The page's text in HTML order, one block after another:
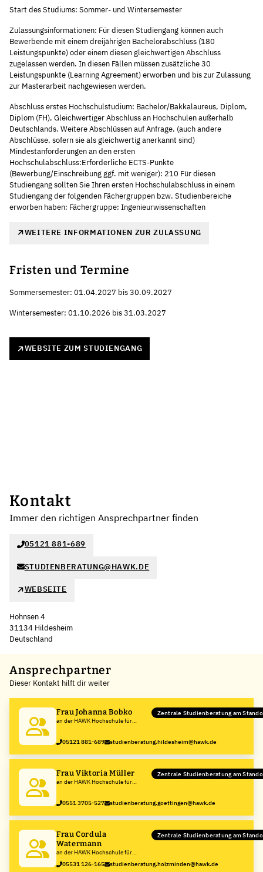
Start des Studiums: Sommer- und Wintersemester
Zulassungsinformationen: Für diesen Studiengang können auch
Bewerbende mit einem dreijährigen Bachelorabschluss (180
Leistungspunkte) oder einem diesen gleichwertigen Abschluss
zugelassen werden. In diesen Fällen müssen zusätzliche 30
Leistungspunkte (Learning Agreement) erworben und bis zur Zulassung
zur Masterarbeit nachgewiesen werden.
Abschluss erstes Hochschulstudium: Bachelor/Bakkalaureus, Diplom,
Diplom (FH), Gleichwertiger Abschluss an Hochschulen außerhalb
Deutschlands. Weitere Abschlüssen auf Anfrage. (auch andere
Abschlüsse, sofern sie als gleichwertig anerkannt sind)
Mindestanforderungen an den ersten
Hochschulabschluss:Erforderliche ECTS-Punkte
(Bewerbung/Einschreibung ggf. mit weniger): 210 Für diesen
Studiengang sollten Sie Ihren ersten Hochschulabschluss in einem
Studiengang der folgenden Fächergruppen bzw. Studienbereiche
erworben haben: Fächergruppe: Ingenieurwissenschaften
WEITERE INFORMATIONEN ZUR ZULASSUNG
Fristen und Termine
Sommersemester: 01.04.2027 bis 30.09.2027
Wintersemester: 01.10.2026 bis 31.03.2027
WEBSITE ZUM STUDIENGANG
Kontakt
Immer den richtigen Ansprechpartner finden
05121 881-689
STUDIENBERATUNG@HAWK.DE
WEBSEITE
Hohnsen 4
31134 Hildesheim
Deutschland
+
−
Ansprechpartner
Dieser Kontakt hilft dir weiter
Frau Johanna Bobko
an der HAWK Hochschule für
Hildesheim/Holzminden/Göttingen
Zentrale Studienberatung am
05121 881-689 studienberatung.hildesheim@hawk.de
Frau Viktoria Müller
an der HAWK Hochschule für
Hildesheim/Holzminden/Göttingen
Zentrale Studienberatung am
0551 3705-527 studienberatung.goettingen@hawk.de
Frau Cordula
Watermann
an der HAWK Hochschule für
angewandte Wissenschaft und
Kunst
Zentrale Studienberatung am
05531 126-165 studienberatung.holzminden@hawk.de